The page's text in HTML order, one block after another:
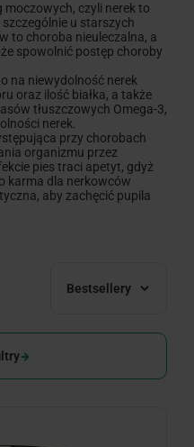
czyli nerek to
u starszych
to choroba nieuleczalna, a
spowolnić postęp choroby
na niewydolność nerek
oraz ilość białka, a także
tłuszczowych Omega-3,
nerek.
przy chorobach
organizmu przez
pies traci apetyt, gdyż
karma dla nerkowców
aby zachęcić pupila
Bestsellery